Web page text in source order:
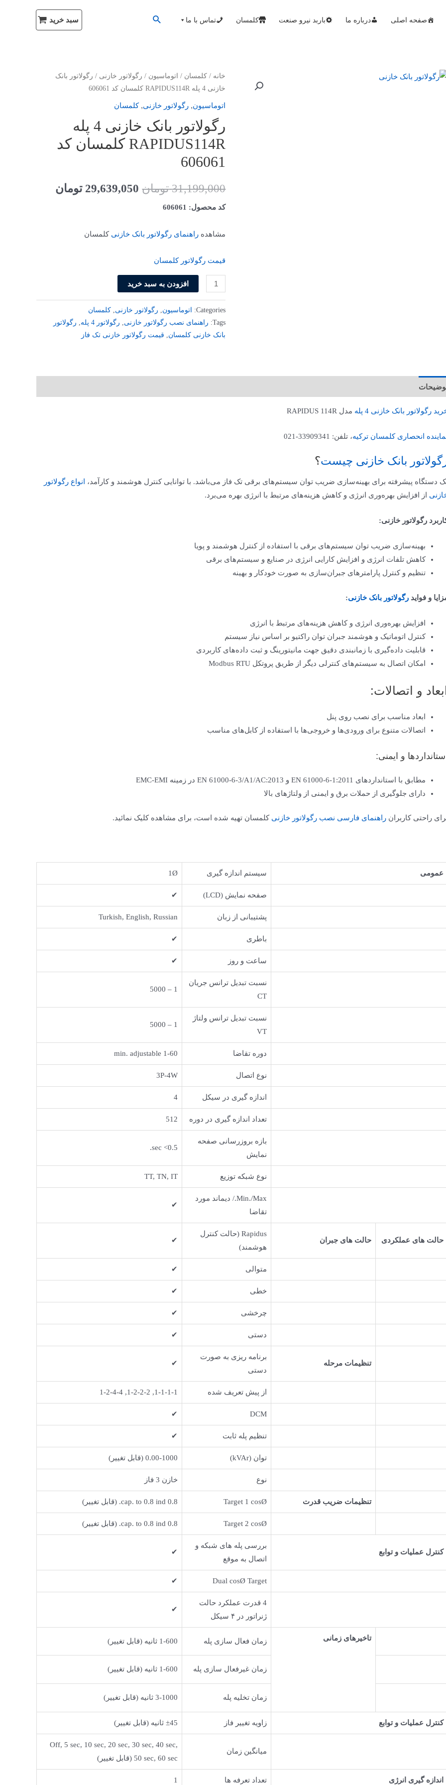
صفحه اصلی درباره ما باربد نیرو صنعت کلمسان تماس با ما سبد خرید
خانه / کلمسان / اتوماسیون / رگولاتور خازنی / رگولاتور بانک
خازنی 4 پله RAPIDUS114R کلمسان کد 606061
اتوماسیون, رگولاتور خازنی,کلمسان
رگولاتور بانک خازنی 4 پله
RAPIDUS114R کلمسان کد
606061
31,199,000 تومان 29,639,050 تومان
کد محصول: 606061
مشاهده راهنمای رگولاتور بانک خازنی کلمسان
قیمت رگولاتور کلمسان
افزودن به سبد خرید
Categories: اتوماسیون رگولاتور خازنی کلمسان
Tags:
راهنمای نصب رگولاتور خازنی رگولاتور 4 پله
رگولاتور
بانک خازنی کلمسان
قیمت رگولاتور خازنی تک فاز
رگولاتور بانک خازنی 4 پله مدل RAPIDUS 114R
انحصاری کلمسان ترکیه، تلفن: 33909341-021
بانک خازنی چیست؟
دستگاه پیشرفته برای بهینه‌سازی ضریب توان سیستم‌های برقی تک فاز می‌باشد. با توانایی کنترل هوشمند و کارآمد،
انواع رگولاتور
از افزایش بهره‌وری انرژی و کاهش هزینه‌های مرتبط با انرژی بهره می‌برد.
رگولاتور خازنی:
بهینه‌سازی ضریب توان سیستم‌های برقی با استفاده از کنترل هوشمند و پویا
کاهش تلفات انرژی و افزایش کارایی انرژی در صنایع و سیستم‌های برقی
تنظیم و کنترل پارامترهای جبران‌سازی به صورت خودکار و بهینه
و فواید رگولاتور بانک خازنی:
افزایش بهره‌وری انرژی و کاهش هزینه‌های مرتبط با انرژی
کنترل اتوماتیک و هوشمند جبران توان راکتیو بر اساس نیاز سیستم
قابلیت داده‌گیری با زمانبندی دقیق جهت مانیتورینگ و ثبت داده‌های کاربردی
امکان اتصال به سیستم‌های کنترلی دیگر از طریق پروتکل Modbus RTU
ابعاد و اتصالات:
ابعاد مناسب برای نصب روی پنل
اتصالات متنوع برای ورودی‌ها و خروجی‌ها با استفاده از کابل‌های مناسب
و ایمنی:
مطابق با استانداردهای EN 61000-6-1:2011 و EN 61000-6-3/A1/AC:2013 در زمینه EMC-EMI
دارای جلوگیری از حملات برق و ایمنی از ولتاژهای بالا
راحتی کاربران راهنمای فارسی نصب رگولاتور خازنی کلمسان تهیه شده است، برای مشاهده کلیک نمائید.
عمومی سیستم اندازه گیری 1Ø
صفحه نمایش (LCD) ✔
پشتیبانی از زبان Turkish, English, Russian
باطری ✔
ساعت و روز ✔
نسبت تبدیل ترانس جریان
CT
1 – 5000
نسبت تبدیل ترانس ولتاژ
VT
1 – 5000
دوره تقاضا 1-60 min. adjustable
نوع اتصال 3P-4W
اندازه گیری در سیکل 4
تعداد اندازه گیری در دوره 512
بازه بروزرسانی صفحه
نمایش
0.5> sec.
نوع شبکه توزیع TT, TN, IT
Min./Max./ دیماند مورد
تقاضا
✔
حالت های عملکردی حالت های جبران
Rapidus (حالت کنترل
هوشمند)
✔
متوالی ✔
خطی ✔
چرخشی ✔
دستی ✔
تنظیمات مرحله
برنامه ریزی به صورت
دستی
✔
از پیش تعریف شده 1-1-1-1, 1-2-2-2, 1-2-4-4
DCM
✔
تنظیم پله ثابت ✔
توان (kVAr) 0.00-1000 (قابل تغییر)
نوع خازن 3 فاز
تنظیمات ضریب قدرت Target 1 cosØ 0.8 cap. to 0.8 ind. (قابل تغییر)
Target 2 cosØ 0.8 cap. to 0.8 ind. (قابل تغییر)
کنترل عملیات و توابع
بررسی پله های شبکه و
اتصال به موقع
✔
Dual cosØ Target
✔
4 قدرت عملکرد حالت
ژنراتور در ۴ سیکل
✔
تاخیرهای زمانی زمان فعال سازی پله 1-600 ثانیه (قابل تغییر)
زمان غیرفعال سازی پله 1-600 ثانیه (قابل تغییر)
زمان تخلیه پله 3-1000 ثانیه (قابل تغییر)
کنترل عملیات و توابع زاویه تغییر فاز ±45 ثانیه (قابل تغییر)
میانگین زمان
Off, 5 sec, 10 sec, 20 sec, 30 sec, 40 sec,
50 sec, 60 sec (قابل تغییر)
اندازه گیری انرژی تعداد تعرفه ها 1